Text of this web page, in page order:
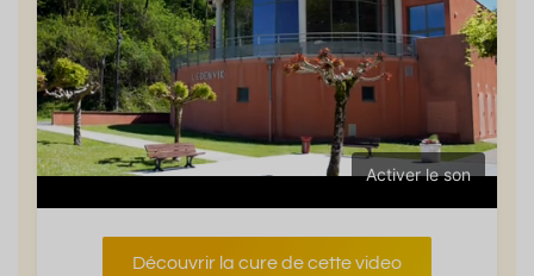
Activer le son
Découvrir la cure de cette video